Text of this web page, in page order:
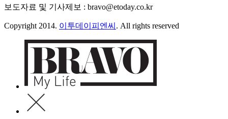
보도자료 및 기사제보 : bravo@etoday.co.kr
Copyright 2014. 이투데이피엔씨 . All rights reserved